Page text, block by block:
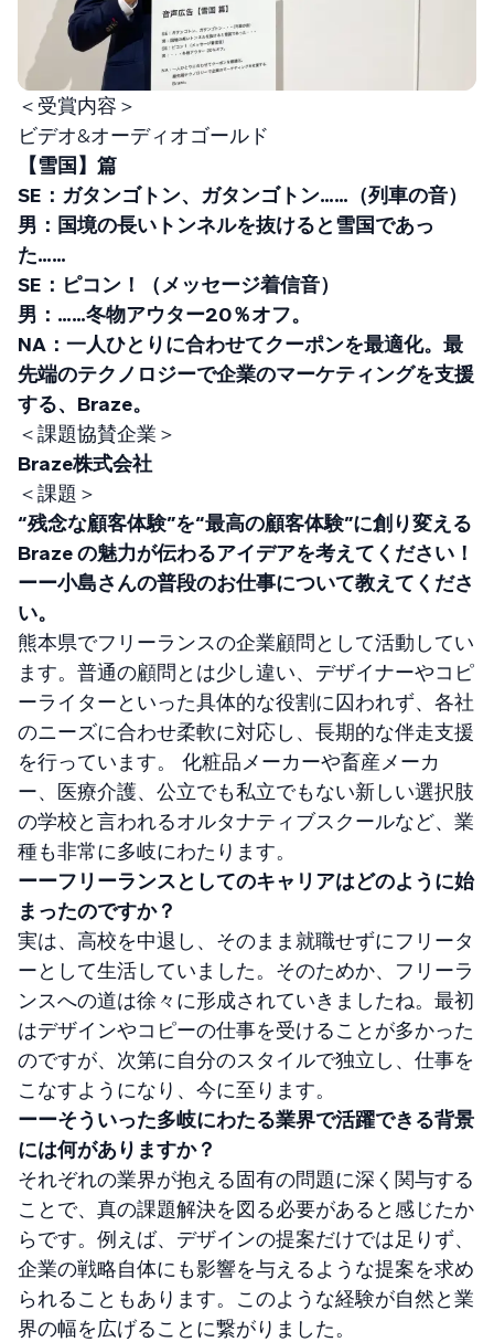
＜受賞内容＞
ビデオ&オーディオゴールド
【雪国】篇
SE：ガタンゴトン、ガタンゴトン……（列車の音）
男：国境の長いトンネルを抜けると雪国であっ
た……
SE：ピコン！（メッセージ着信音）
男：……冬物アウター20％オフ。
NA：一人ひとりに合わせてクーポンを最適化。最
先端のテクノロジーで企業のマーケティングを支援
する、Braze。
＜課題協賛企業＞
Braze株式会社
＜課題＞
“残念な顧客体験”を“最高の顧客体験”に創り変える
Braze の魅力が伝わるアイデアを考えてください！
ーー小島さんの普段のお仕事について教えてくださ
い。
熊本県でフリーランスの企業顧問として活動してい
ます。普通の顧問とは少し違い、デザイナーやコピ
ーライターといった具体的な役割に囚われず、各社
のニーズに合わせ柔軟に対応し、長期的な伴走支援
を行っています。 化粧品メーカーや畜産メーカ
ー、医療介護、公立でも私立でもない新しい選択肢
の学校と言われるオルタナティブスクールなど、業
種も非常に多岐にわたります。
ーーフリーランスとしてのキャリアはどのように始
まったのですか？
実は、高校を中退し、そのまま就職せずにフリータ
ーとして生活していました。そのためか、フリーラ
ンスへの道は徐々に形成されていきましたね。最初
はデザインやコピーの仕事を受けることが多かった
のですが、次第に自分のスタイルで独立し、仕事を
こなすようになり、今に至ります。
ーーそういった多岐にわたる業界で活躍できる背景
には何がありますか？
それぞれの業界が抱える固有の問題に深く関与する
ことで、真の課題解決を図る必要があると感じたか
らです。例えば、デザインの提案だけでは足りず、
企業の戦略自体にも影響を与えるような提案を求め
られることもあります。このような経験が自然と業
界の幅を広げることに繋がりました。